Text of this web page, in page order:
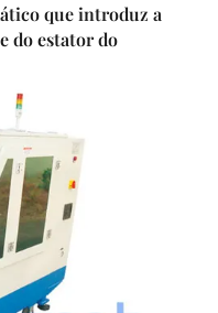
que introduz a
do estator do